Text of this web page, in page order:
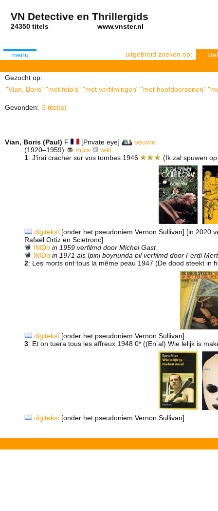
VN Detective en Thrillergids
24350 titels www.vnster.nl
menu uitgebreid zoeken op: titel
Gezocht op:
"Vian, Boris" "met foto's" "met verfilmingen" "met hoofdpersonen"
Gevonden: 3 titel(s)
Vian, Boris (Paul) F [Private eye]
oeuvre
(1920–1959)
thuis
wiki
1: J'irai cracher sur vos tombes 1946 (Ik zal spuwen
digitekst [onder het pseudoniem Vernon Sullivan] [in 2020
Rafael Ortiz en Scietronc]
IMDb in 1959 verfilmd door Michel Gast
IMDb in 1971 als Ipini boynunda bil verfilmd door Ferdi
2: Les morts ont tous la même peau 1947 (De dood steekt in
digitekst [onder het pseudoniem Vernon Sullivan]
3: Et on tuera tous les affreux 1948 0* ((En al) Wie lelijk is
digitekst [onder het pseudoniem Vernon Sullivan]